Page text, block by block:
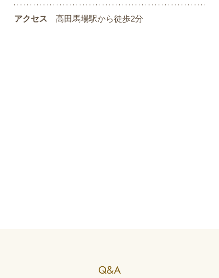
アクセス 高田馬場駅から徒歩2分
Q&A